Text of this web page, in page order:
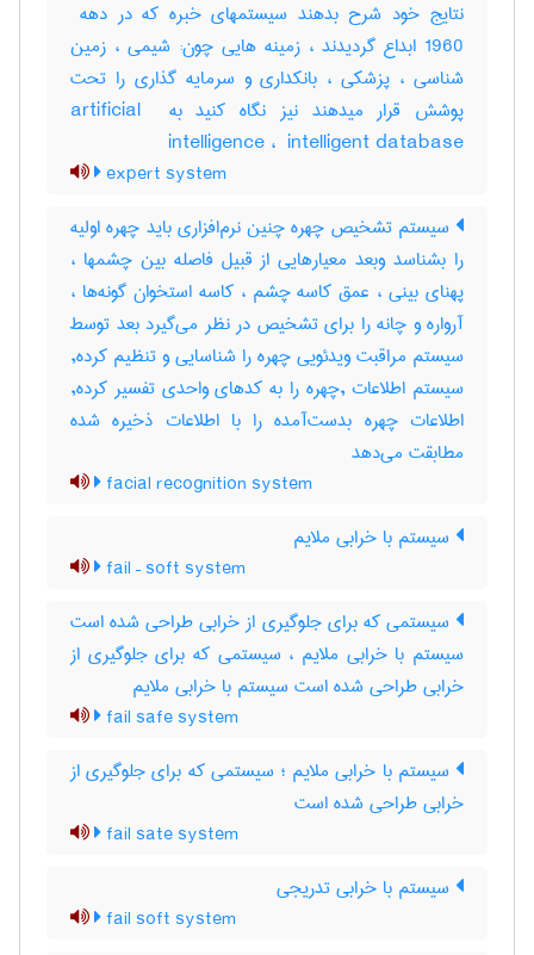
1960 ابداع گردیدند ، زمینه هایی چون: شیمی ، زمین
شناسی ، پزشکی ، بانکداری و سرمایه گذاری را تحت
پوشش قرار میدهند نیز نگاه کنید به ‎artificial ‎
intelligence ، ‎ intelligent database
expert system
سیستم تشخیص چهره چنین نرم‌افزاری باید چهره اولیه
را بشناسد وبعد معیارهایی از قبیل فاصله بین چشمها ،
پهنای بینی ، عمق کاسه چشم ، کاسه استخوان گونه‌ها ،
آرواره و چانه را برای تشخیص در نظر می‌گیرد بعد توسط
سیستم مراقبت ویدئویی چهره را شناسایی و تنظیم کرده,
سیستم اطلاعات ,چهره را به کدهای واحدی تفسیر کرده,
اطلاعات چهره بدست‌آمده را با اطلاعات ذخیره شده
مطابقت می‌دهد
facial recognition system
سیستم با خرابی ملایم
fail – soft system
سیستمی که برای جلوگیری از خرابی طراحی شده است
سیستم با خرابی ملایم ، سیستمی که برای جلوگیری از
خرابی طراحی شده است سیستم با خرابی ملایم
fail safe system
سیستم با خرابی ملایم ؛ سیستمی که برای جلوگیری از
خرابی طراحی شده است
fail sate system
سیستم با خرابی تدریجی
fail soft system